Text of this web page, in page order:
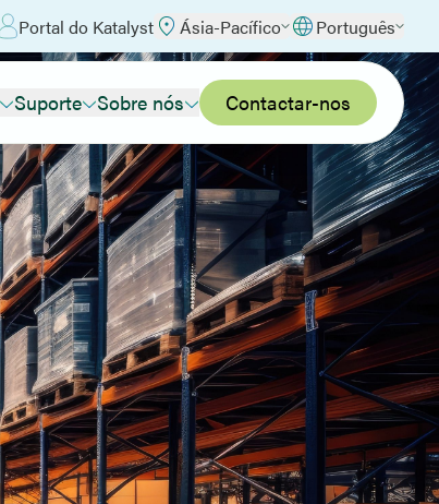
Portal do Katalyst Ásia-Pacífico Português
Suporte Sobre nós Contactar-nos